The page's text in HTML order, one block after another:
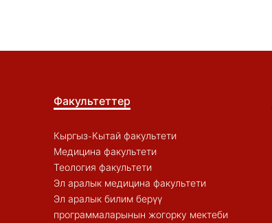
Факультеттер
Кыргыз-Кытай факультети
Медицина факультети
Теология факультети
Эл аралык медицина факультети
Эл аралык билим берүү
программаларынын жогорку мектеби